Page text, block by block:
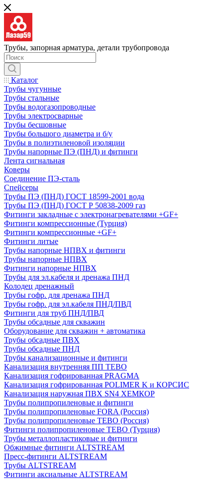
Трубы, запорная арматура, детали трубопровода
Каталог
Трубы чугунные
Трубы стальные
Трубы водогазопроводные
Трубы электросварные
Трубы бесшовные
Трубы большого диаметра и б/у
Трубы в полиэтиленовой изоляции
Трубы напорные ПЭ (ПНД) и фитинги
Лента сигнальная
Коверы
Соединение ПЭ-сталь
Спейсеры
Трубы ПЭ (ПНД) ГОСТ 18599-2001 вода
Трубы ПЭ (ПНД) ГОСТ Р 50838-2009 газ
Фитинги закладные с электронагревателями +GF+
Фитинги компрессионные (Турция)
Фитинги компрессионные +GF+
Фитинги литые
Трубы напорные НПВХ и фитинги
Трубы напорные НПВХ
Фитинги напорные НПВХ
Трубы для эл.кабеля и дренажа ПНД
Колодец дренажный
Трубы гофр. для дренажа ПНД
Трубы гофр. для эл.кабеля ПНД/ПВД
Фитинги для труб ПНД/ПВД
Трубы обсадные для скважин
Оборудование для скважин + автоматика
Трубы обсадные ПВХ
Трубы обсадные ПНД
Трубы канализационные и фитинги
Канализация внутренняя ПП TEBO
Канализация гофрированная PRAGMA
Канализация гофрированная POLIMER K и КОРСИС
Канализация наружная ПВХ SN4 ХЕМКОР
Трубы полипропиленовые и фитинги
Трубы полипропиленовые FORA (Россия)
Трубы полипропиленовые TEBO (Россия)
Фитинги полипропиленовые TEBO (Турция)
Трубы металлопластиковые и фитинги
Обжимные фитинги ALTSTREAM
Пресс-фитинги ALTSTREAM
Трубы ALTSTREAM
Фитинги аксиальные ALTSTREAM